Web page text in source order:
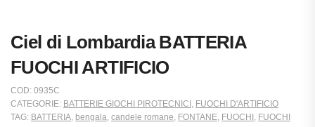
Ciel di Lombardia BATTERIA
FUOCHI ARTIFICIO
COD: 0935C
CATEGORIE: BATTERIE GIOCHI PIROTECNICI , FUOCHI D'ARTIFICIO
TAG: BATTERIA, bengala, candele romane, FONTANE, FUOCHI , FUOCHI